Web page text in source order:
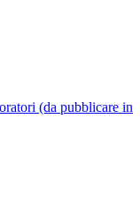
(da pubblicare in